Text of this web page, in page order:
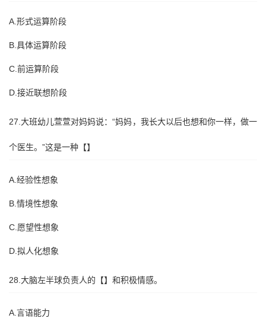
A.形式运算阶段
B.具体运算阶段
C.前运算阶段
D.接近联想阶段
27.大班幼儿萱萱对妈妈说：“妈妈，我长大以后也想和你一样，做一
个医生。”这是一种【】
A.经验性想象
B.情境性想象
C.愿望性想象
D.拟人化想象
28.大脑左半球负责人的【】和积极情感。
A.言语能力